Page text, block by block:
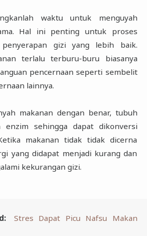
waktu untuk menguyah
Hal ini penting untuk proses
penyerapan gizi yang lebih baik.
terlalu terburu-buru biasanya
pencernaan seperti sembelit
lainnya.
makanan dengan benar, tubuh
enzim sehingga dapat dikonversi
makanan tidak tidak dicerna
yang didapat menjadi kurang dan
kekurangan gizi.
Stres Dapat Picu Nafsu Makan